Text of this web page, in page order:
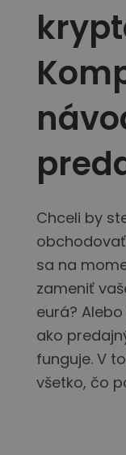
Inteligentné
Inteligentný
Kriptomat
Bezpečná a
Investičný
Nájdi svoju
KriptoEarn
Získajte
Odložte si
Opakovaný
Pravidelné
Upozornenia
Aktualizované
Preskúmať
Objavte
Chceli by
sa na
zameniť
eurá?
ako
funguje. V
všetko, čo